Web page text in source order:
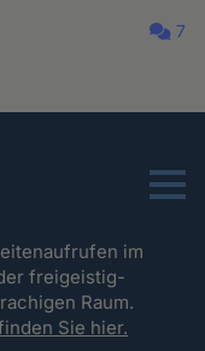
7
Menu
im
freigeistig-
Raum.
Sie hier.